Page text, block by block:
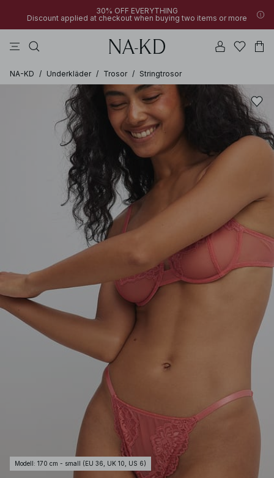
30% OFF EVERYTHING
Discount applied at checkout when buying two items or more
NA-KD / Underkläder / Trosor / Stringtrosor
Modell : 170 cm - small (EU 36, UK 10, US 6)